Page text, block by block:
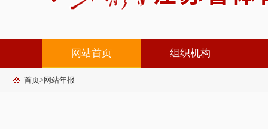
网站首页 组织机构
首页>网站年报